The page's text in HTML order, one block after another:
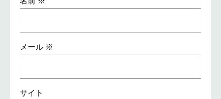
メール ※
サイト